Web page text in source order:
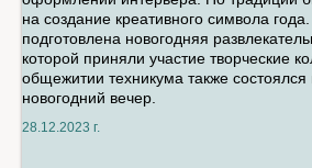
на создание креативного символа
подготовлена новогодняя
которой приняли участие творческие
общежитии техникума также
новогодний вечер.
28.12.2023 г.